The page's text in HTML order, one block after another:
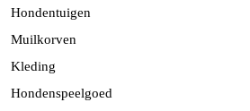
Hondentuigen
Muilkorven
Kleding
Hondenspeelgoed